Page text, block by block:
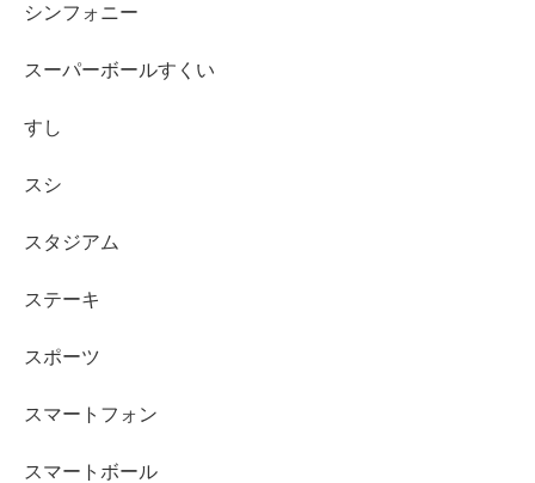
シンフォニー
スーパーボールすくい
すし
スシ
スタジアム
ステーキ
スポーツ
スマートフォン
スマートボール